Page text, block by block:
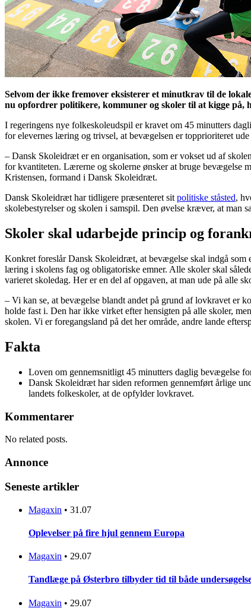
Selvom der ikke fremover eksisterer et minutkrav til de
nu opfordrer politikere, kommuner og skoler til at kigge på,
I regeringens nye folkeskoleudspil er kravet om 45 minutters
for elevernes læring og trivsel, at bevægelsen er topprioriteret
– Dansk Skoleidræt er en organisation, som er vokset ud af
for kvantiteten. Lærerne og skolerne ønsker at bruge bevægelse
Kristensen, formand i Dansk Skoleidræt.
Dansk Skoleidræt har tidligere præsenteret sit politiske ståsted,
skolebestyrelser og skolen i samspil. Den øvelse kræver, at
Skoler skal udarbejde princip og
Konkret foreslår Dansk Skoleidræt, at bevægelse skal indgå som
læring i skolens fag og obligatoriske emner. Alle skoler skal
varieret skoledag. Her er en del af opgaven, at man ude på alle
– Vi kan se, at bevægelse blandt andet på grund af lovkravet er
holde fast i. Den har ikke virket efter hensigten på alle skoler,
skolen. Vi er foregangsland på det her område, andre lande
Fakta
Loven om gennemsnitligt 45 minutters daglig bevægelse
Dansk Skoleidræt har siden reformen gennemført årlige
landets folkeskoler, at de opfylder lovkravet.
Kommentarer
No related posts.
Annonce
Seneste artikler
Magaxin • 31.07
Oplevelser på fire hjul gennem Europa
Magaxin • 29.07
Tandlæge på Østerbro tilbyder tid til både
Magaxin • 29.07